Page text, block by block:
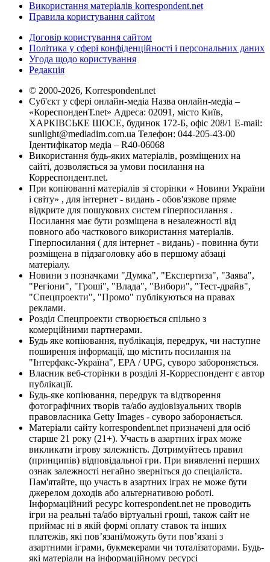
Використання матеріалів korrespondent.net
Правила користування сайтом
Договір користування сайтом
Політика у сфері конфіденційності і персональних даних
Угода щодо користування
Редакція
© 2000-2026, Korrespondent.net
Суб'єкт у сфері онлайн-медіа Назва онлайн-медіа –
«КореспонденТ.net» Адреса: 02091, місто Київ,
ХАРКІВСЬКЕ ШОСЕ, будинок 172-Б, офіс 208/1 E-mail:
sunlight@mediadim.com.ua Телефон: 044-205-43-00
Ідентифікатор медіа – R40-06068
Використання будь-яких матеріалів, розміщених на
сайті, дозволяється за умови посилання на
Корреспондент.net.
При копіюванні матеріалів зі сторінки « Новини України
і світу» , для інтернет - видань - обов'язкове пряме
відкрите для пошукових систем гіперпосилання .
Посилання має бути розміщена в незалежності від
повного або часткового використання матеріалів.
Гіперпосилання ( для інтернет - видань) - повинна бути
розміщена в підзаголовку або в першому абзаці
матеріалу.
Новини з позначками "Думка", "Експертиза", "Заява",
"Регіони", "Гроші", "Влада", "Вибори", "Тест-драйв",
"Спецпроекти", "Промо" публікуються на правах
реклами.
Розділ Спецпроекти створюється спільно з
комерційними партнерами.
Будь яке копіювання, публікація, передрук, чи наступне
поширення інформації, що містить посилання на
"Інтерфакс-Україна", EPA / UPG, суворо забороняється.
Власник веб-сторінки в розділі Я-Корреспондент є автор
публікації.
Будь-яке копіювання, передрук та відтворення
фотографічних творів та/або аудіовізуальних творів
правовласника Getty Images - суворо забороняється.
Матеріали сайту korrespondent.net призначені для осіб
старше 21 року (21+). Участь в азартних іграх може
викликати ігрову залежність. Дотримуйтесь правил
(принципів) відповідальної гри. При виявленні перших
ознак залежності негайно зверніться до спеціаліста.
Пам'ятайте, що участь в азартних іграх не може бути
джерелом доходів або альтернативою роботі.
Інформаційний ресурс korrespondent.net не проводить
ігри на реальні та/або віртуальні гроші, також сайт не
приймає ні в якій формі оплату ставок та інших
платежів, які пов’язані/можуть бути пов’язані з
азартними іграми, букмекерами чи тоталізаторами. Будь-
які матеріали на інформаційному ресурсі